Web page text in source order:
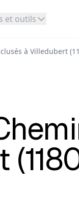
et outils
à Villedubert